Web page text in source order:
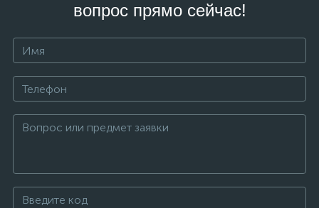
вопрос прямо сейчас!